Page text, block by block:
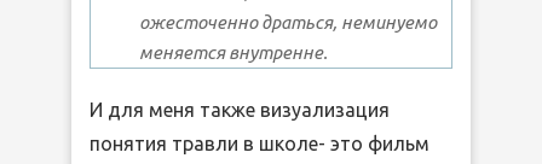
ожесточенно драться, неминуемо
меняется внутренне.
И для меня также визуализация
понятия травли в школе- это фильм